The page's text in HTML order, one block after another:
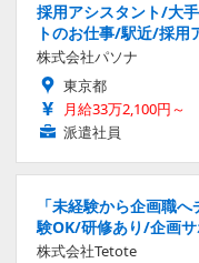
採用アシスタント/大
トのお仕事/駅近/採用
株式会社パソナ
東京都
月給33万2,100円～
派遣社員
「未経験から企画職
験OK/研修あり/企画サ
株式会社Tetote